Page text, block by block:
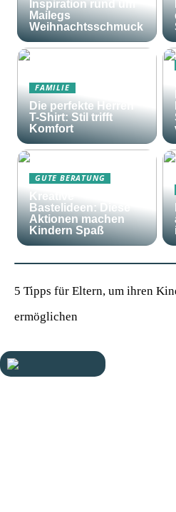
Inspiration rund um
Mailegs
Weihnachtsschmuck
FAMILIE
Die perfekte Herren
T-Shirt: Stil trifft
Komfort
GUTE BERATUNG
Kreative
Bastelideen: Diese
Aktionen machen
Kindern Spaß
5 Tipps für Eltern, um ihren
ermöglichen